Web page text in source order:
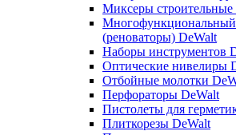
Миксеры строительные
Многофункциональный
(реноваторы) DeWalt
Наборы инструментов
Оптические нивелиры
Отбойные молотки
Перфораторы DeWalt
Пистолеты для
Плиткорезы DeWalt